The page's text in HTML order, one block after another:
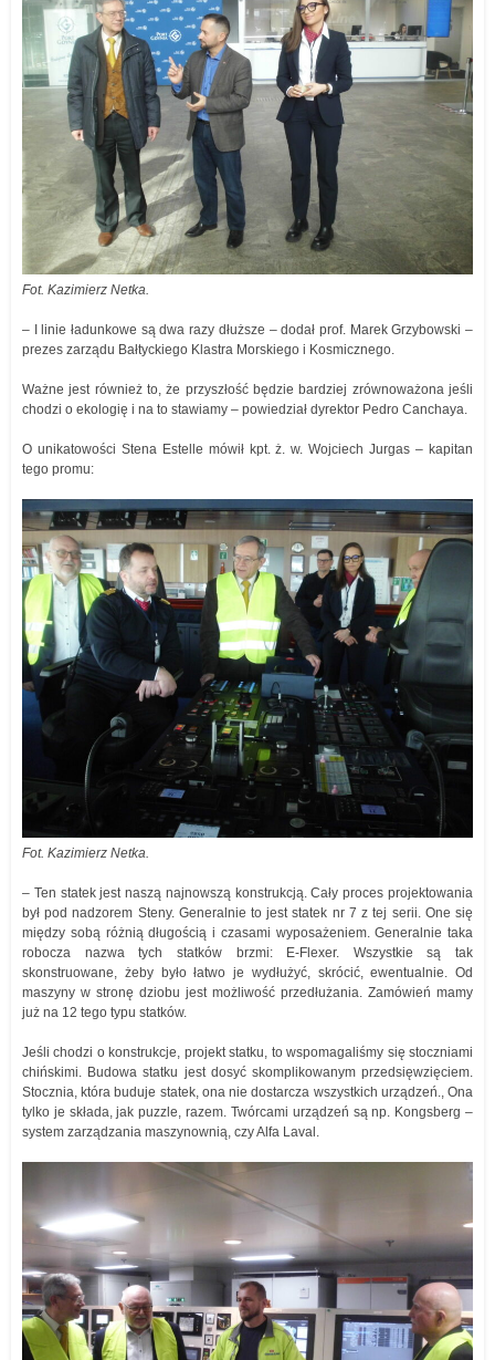
Fot. Kazimierz Netka.
– I linie ładunkowe są dwa razy dłuższe – dodał prof. Marek Grzybowski –
prezes zarządu Bałtyckiego Klastra Morskiego i Kosmicznego.
Ważne jest również to, że przyszłość będzie bardziej zrównoważona jeśli
chodzi o ekologię i na to stawiamy – powiedział dyrektor Pedro Canchaya.
O unikatowości Stena Estelle mówił kpt. ż. w. Wojciech Jurgas – kapitan
tego promu:
Fot. Kazimierz Netka.
– Ten statek jest naszą najnowszą konstrukcją. Cały proces projektowania
był pod nadzorem Steny. Generalnie to jest statek nr 7 z tej serii. One się
między sobą różnią długością i czasami wyposażeniem. Generalnie taka
robocza nazwa tych statków brzmi: E-Flexer. Wszystkie są tak
skonstruowane, żeby było łatwo je wydłużyć, skrócić, ewentualnie. Od
maszyny w stronę dziobu jest możliwość przedłużania. Zamówień mamy
już na 12 tego typu statków.
Jeśli chodzi o konstrukcje, projekt statku, to wspomagaliśmy się stoczniami
chińskimi. Budowa statku jest dosyć skomplikowanym przedsięwzięciem.
Stocznia, która buduje statek, ona nie dostarcza wszystkich urządzeń., Ona
tylko je składa, jak puzzle, razem. Twórcami urządzeń są np. Kongsberg –
system zarządzania maszynownią, czy Alfa Laval.